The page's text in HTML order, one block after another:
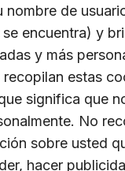
nombre de
encuentra) y
y más
estas
significa que
No
sobre usted
hacer